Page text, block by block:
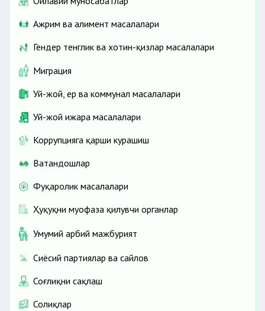
Ажрим ва алимент масалалари
Гендер тенглик ва хотин-қизлар масалалари
Миграция
Уй-жой, ер ва коммунал масалалари
Уй-жой ижара масалалари
Коррупцияга қарши курашиш
Ватандошлар
Фуқаролик масалалари
Ҳуқуқни муҳофаза қилувчи органлар
Умумий ҳарбий мажбурият
Сиёсий партиялар ва сайлов
Соғлиқни сақлаш
Солиқлар